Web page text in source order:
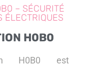
– SÉCURITÉ
ÉLECTRIQUES
H0B0
H0B0 est